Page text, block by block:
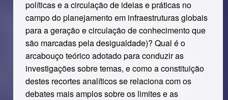
políticas e a circulação de ideias e práticas no
campo do planejamento em infraestruturas globais
para a geração e circulação de conhecimento que
são marcadas pela desigualdade)? Qual é o
arcabouço teórico adotado para conduzir as
investigações sobre temas, e como a constituição
destes recortes analíticos se relaciona com os
debates mais amplos sobre os limites e as